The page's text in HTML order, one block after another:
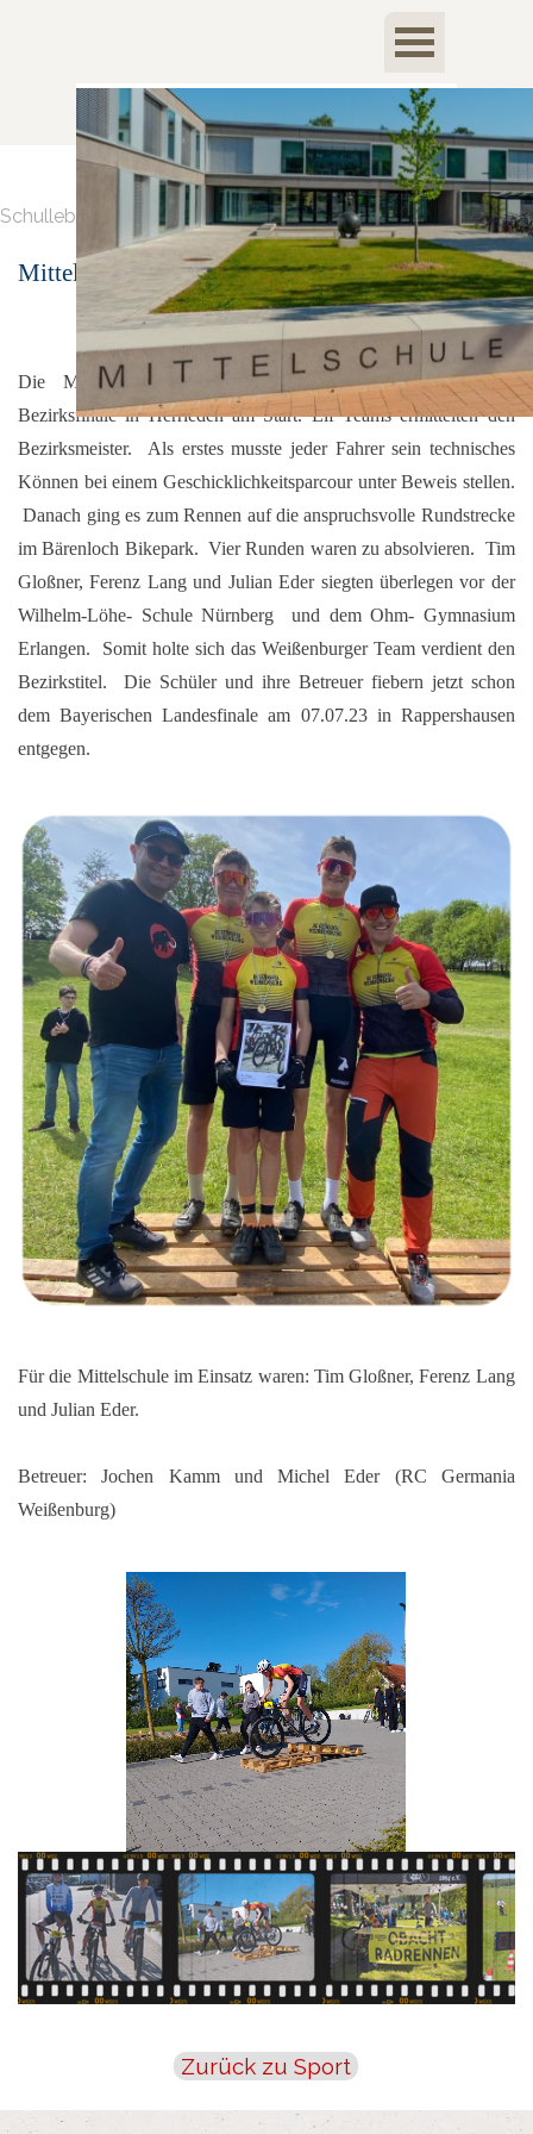
Menü überspringen
Schulleben > Sport
Mittelschule ist Mountainbike Bezirksmeister
Die Mountainbike Schulmannschaft Jungen II war beim
Bezirksfinale in Herrieden am Start. Elf Teams ermittelten den
Bezirksmeister. Als erstes musste jeder Fahrer sein technisches
Können bei einem Geschicklichkeitsparcour unter Beweis stellen.
Danach ging es zum Rennen auf die anspruchsvolle Rundstrecke
im Bärenloch Bikepark. Vier Runden waren zu absolvieren. Tim
Gloßner, Ferenz Lang und Julian Eder siegten überlegen vor der
Wilhelm-Löhe- Schule Nürnberg und dem Ohm- Gymnasium
Erlangen. Somit holte sich das Weißenburger Team verdient den
Bezirkstitel. Die Schüler und ihre Betreuer fiebern jetzt schon
dem Bayerischen Landesfinale am 07.07.23 in Rappershausen
entgegen.
Für die Mittelschule im Einsatz waren: Tim Gloßner, Ferenz Lang
und Julian Eder.
Betreuer: Jochen Kamm und Michel Eder (RC Germania
Weißenburg)
Zurück zu Sport